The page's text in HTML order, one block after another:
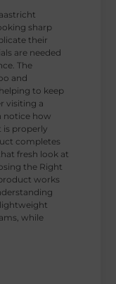
sharp
their
are needed
The
and
to keep
visiting a
notice how
is properly
completes
fresh look at
the Right
works
while